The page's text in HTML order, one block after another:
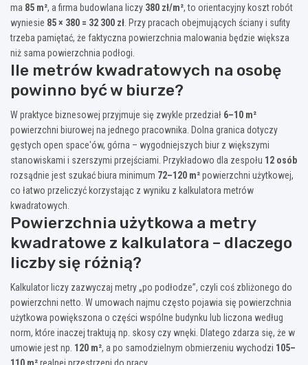
ma 85 m², a firma budowlana liczy 380 zł/m², to orientacyjny koszt robót
wyniesie 85 × 380 = 32 300 zł. Przy pracach obejmujących ściany i sufity
trzeba pamiętać, że faktyczna powierzchnia malowania będzie większa
niż sama powierzchnia podłogi.
Ile metrów kwadratowych na osobę
powinno być w biurze?
W praktyce biznesowej przyjmuje się zwykle przedział 6–10 m²
powierzchni biurowej na jednego pracownika. Dolna granica dotyczy
gęstych open space'ów, górna – wygodniejszych biur z większymi
stanowiskami i szerszymi przejściami. Przykładowo dla zespołu 12 osób
rozsądnie jest szukać biura minimum 72–120 m²powierzchni użytkowej,
co łatwo przeliczyć korzystając z wyniku z kalkulatora metrów
kwadratowych.
Powierzchnia użytkowa a metry
kwadratowe z kalkulatora – dlaczego
liczby się różnią?
Kalkulator liczy zazwyczaj metry „po podłodze”, czyli coś zbliżonego do
powierzchni netto. W umowach najmu często pojawia się powierzchnia
użytkowa powiększona o części wspólne budynku lub liczona według
norm, które inaczej traktują np. skosy czy wnęki. Dlatego zdarza się, że w
umowie jest np. 120 m², a po samodzielnym obmierzeniu wychodzi 105–